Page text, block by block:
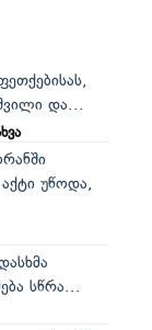
და...
უწოდა,
სწრა...